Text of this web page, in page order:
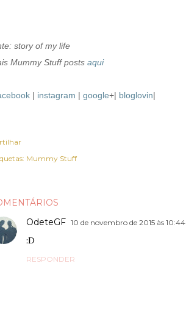
story of my life
Mummy Stuff posts aqui
| instagram | google+| bloglovin|
Mummy Stuff
OdeteGF 10 de novembro de 2015 às 10:44
:D
RESPONDER